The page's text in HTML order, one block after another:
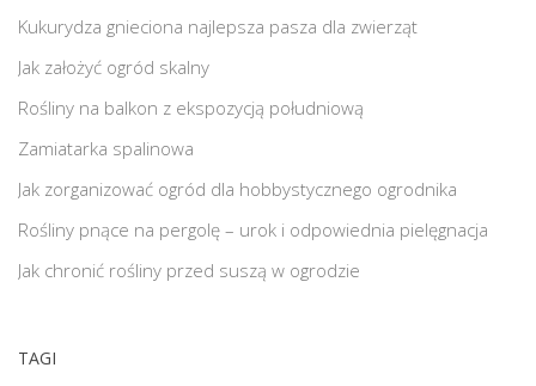
Kukurydza gnieciona najlepsza pasza dla zwierząt
Jak założyć ogród skalny
Rośliny na balkon z ekspozycją południową
Zamiatarka spalinowa
Jak zorganizować ogród dla hobbystycznego ogrodnika
Rośliny pnące na pergolę – urok i odpowiednia pielęgnacja
Jak chronić rośliny przed suszą w ogrodzie
TAGI